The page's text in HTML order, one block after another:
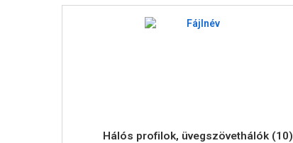
Hálós profilok, üvegszövethálók (10)